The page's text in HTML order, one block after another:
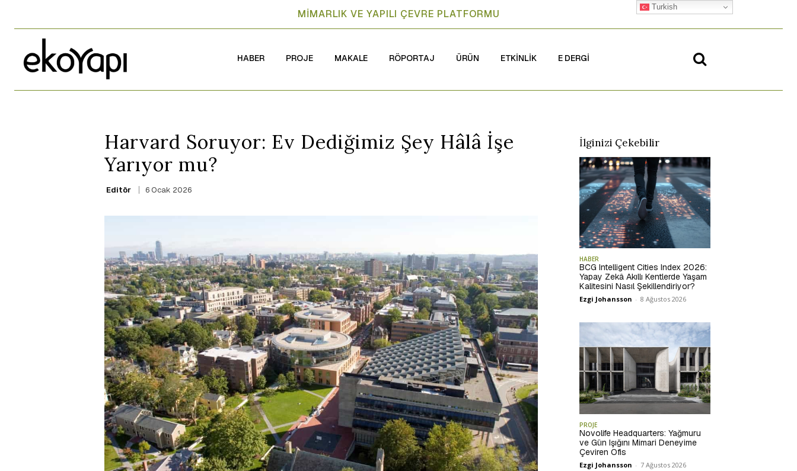
MİMARLIK VE YAPILI ÇEVRE PLATFORMU
HABER PROJE MAKALE RÖPORTAJ ÜRÜN ETKİNLİK E DERGİ
Harvard Soruyor: Ev Dediğimiz Şey Hâlâ İşe
Yarıyor mu?
Editör 6 Ocak 2026
İlginizi Çekebilir
HABER
BCG Intelligent Cities Index 2026:
Yapay Zekâ Akıllı Kentlerde Yaşam
Kalitesini Nasıl Şekillendiriyor?
Ezgi Johansson - 8 Ağustos 2026
PROJE
Novolife Headquarters: Yağmuru
ve Gün Işığını Mimari Deneyime
Çeviren Ofis
Ezgi Johansson - 7 Ağustos 2026
Turkish